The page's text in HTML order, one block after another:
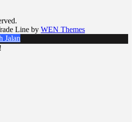
Line byWEN Themes
Jalan